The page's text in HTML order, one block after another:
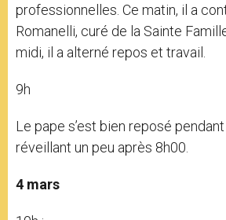
professionnelles. Ce matin, il a
Romanelli, curé de la Sainte
midi, il a alterné repos et travail.
9h
Le pape s’est bien reposé
réveillant un peu après 8h00.
4 mars